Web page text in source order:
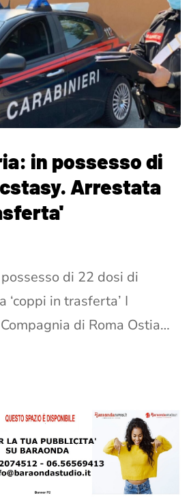
in possesso di
Arrestata
di 22 dosi di
‘coppi in trasferta’ I
di Roma Ostia…